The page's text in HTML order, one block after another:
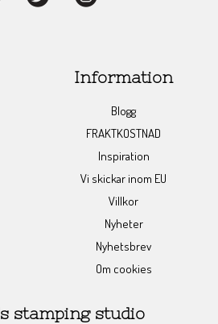
Information
Blogg
FRAKTKOSTNAD
Inspiration
Vi skickar inom EU
Villkor
Nyheter
Nyhetsbrev
Om cookies
stamping studio